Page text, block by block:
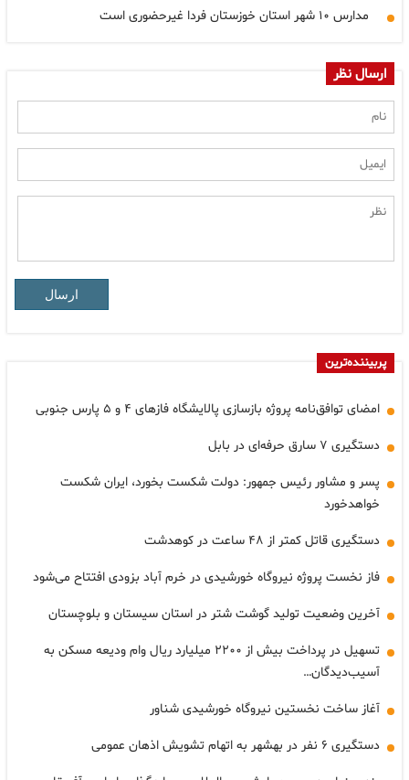
مدارس ۱۰ شهر استان خوزستان فردا غیرحضوری است
ارسال نظر
ارسال
پربیننده‌ترین
امضای توافق‌نامه پروژه بازسازی پالایشگاه فازهای ۴ و ۵ پارس جنوبی
دستگیری ۷ سارق حرفه‌ای در بابل
پسر و مشاور رئیس جمهور: دولت شکست بخورد، ایران شکست
خواهدخورد
دستگیری قاتل کمتر از ۴۸ ساعت در کوهدشت
فاز نخست پروژه نیروگاه خورشیدی در خرم آباد بزودی افتتاح می‌شود
آخرین وضعیت تولید گوشت شتر در استان سیستان و بلوچستان
تسهیل در پرداخت بیش از ۲۲۰۰ میلیارد ریال وام ودیعه مسکن به
آسیب‌دیدگان…
آغاز ساخت نخستین نیروگاه خورشیدی شناور
دستگیری ۶ نفر در بهشهر به اتهام تشویش اذهان عمومی